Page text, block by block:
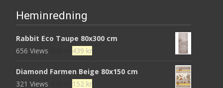
Heminredning
Rabbit Eco Taupe 80x300 cm
656 Views
Det
priset
439 krDet
priset
Diamond Farmen Beige 80x150 cm
321 Views
Det
152 krDet